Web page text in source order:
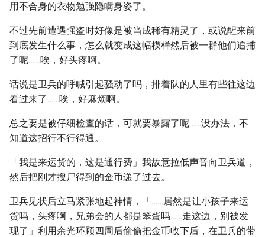
用不合身的衣物勉强隐瞒身姿了。
不过先前遭遇强盗时好像是被当成稀有精灵了，或说醒来前
到底发生什么事，怎么就变成这幅模样然后被一群他们追捕
了呢……唉，好头疼啊。
话说是卫兵的呼喊引起骚动了吗，排着队的人里有些往这边
看过来了……唉，好麻烦啊。
总之要是被仔细检查的话，可就要暴露了呢……没办法，不
知道这招行不行得通。
「我是来运货的，这是通行费」我故意拉低声音向卫兵道，
然后把刚才搜尸得到的金币递了过去。
卫兵见状后立马紧张地起神情，「……居然是让小孩子来运
货吗，头疼啊，兄弟会的人都是笨蛋吗……走这边，别被发
现了」利用余光环顾四周后偷偷把金币收下后，在卫兵的带